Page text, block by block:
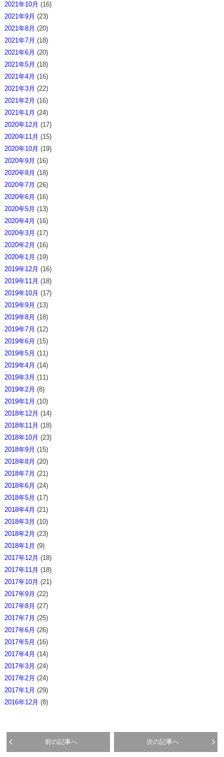
2021年10月 (16)
2021年9月 (23)
2021年8月 (20)
2021年7月 (18)
2021年6月 (20)
2021年5月 (18)
2021年4月 (16)
2021年3月 (22)
2021年2月 (16)
2021年1月 (24)
2020年12月 (17)
2020年11月 (15)
2020年10月 (19)
2020年9月 (16)
2020年8月 (18)
2020年7月 (26)
2020年6月 (16)
2020年5月 (13)
2020年4月 (16)
2020年3月 (17)
2020年2月 (16)
2020年1月 (19)
2019年12月 (16)
2019年11月 (18)
2019年10月 (17)
2019年9月 (13)
2019年8月 (18)
2019年7月 (12)
2019年6月 (15)
2019年5月 (11)
2019年4月 (14)
2019年3月 (11)
2019年2月 (8)
2019年1月 (10)
2018年12月 (14)
2018年11月 (18)
2018年10月 (23)
2018年9月 (15)
2018年8月 (20)
2018年7月 (21)
2018年6月 (24)
2018年5月 (17)
2018年4月 (21)
2018年3月 (10)
2018年2月 (23)
2018年1月 (9)
2017年12月 (18)
2017年11月 (18)
2017年10月 (21)
2017年9月 (22)
2017年8月 (27)
2017年7月 (25)
2017年6月 (26)
2017年5月 (16)
2017年4月 (14)
2017年3月 (24)
2017年2月 (24)
2017年1月 (29)
2016年12月 (8)
前の記事へ 次の記事へ